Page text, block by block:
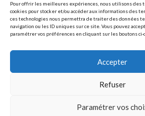
Pour offrir les meilleures expériences, nous utilisons des
cookies pour stocker et/ou accéder aux informations des
ces technologies nous permettra de traiter des données
navigation ou les ID uniques sur ce site. Vous pouvez
paramétrer vos préférences en cliquant sur les boutons ci-
Accepter
Refuser
Paramétrer vos
Que s’obscurcissent le soleil et la
Le silence
MENTIONS LÉGALES